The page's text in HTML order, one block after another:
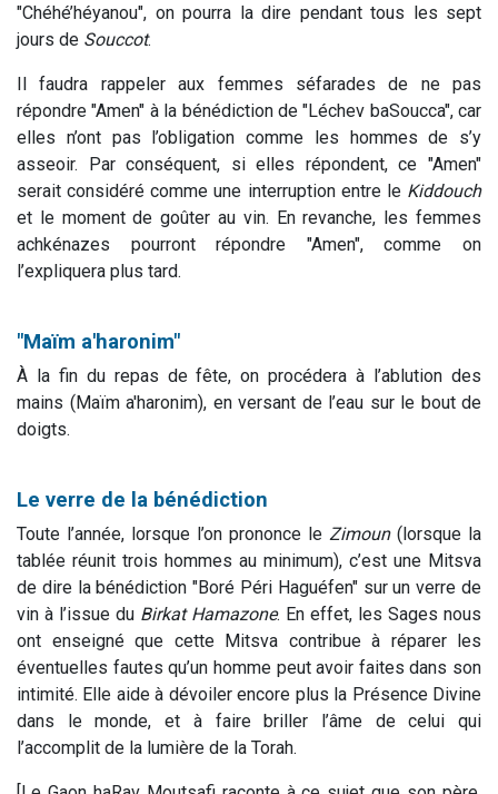
"Chéhé’héyanou", on pourra la dire pendant tous les sept
jours de Souccot.
Il faudra rappeler aux femmes séfarades de ne pas
répondre "Amen" à la bénédiction de "Léchev baSoucca", car
elles n’ont pas l’obligation comme les hommes de s’y
asseoir. Par conséquent, si elles répondent, ce "Amen"
serait considéré comme une interruption entre le Kiddouch
et le moment de goûter au vin. En revanche, les femmes
achkénazes pourront répondre "Amen", comme on
l’expliquera plus tard.
"Maïm a'haronim"
À la fin du repas de fête, on procédera à l’ablution des
mains (Maïm a'haronim), en versant de l’eau sur le bout de
doigts.
Le verre de la bénédiction
Toute l’année, lorsque l’on prononce le Zimoun(lorsque la
tablée réunit trois hommes au minimum), c’est une Mitsva
de dire la bénédiction "Boré Péri Haguéfen" sur un verre de
vin à l’issue du Birkat Hamazone. En effet, les Sages nous
ont enseigné que cette Mitsva contribue à réparer les
éventuelles fautes qu’un homme peut avoir faites dans son
intimité. Elle aide à dévoiler encore plus la Présence Divine
dans le monde, et à faire briller l’âme de celui qui
l’accomplit de la lumière de la Torah.